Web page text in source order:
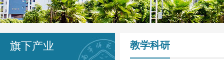
旗下产业 教学科研